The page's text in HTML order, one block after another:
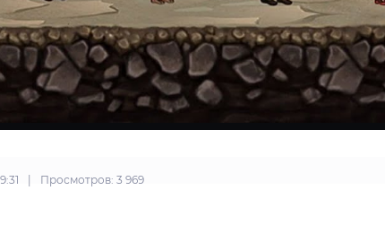
Просмотров: 3 969